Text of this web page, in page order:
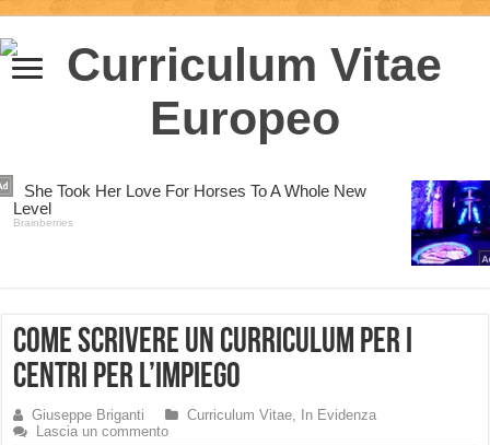
Come scrivere un curriculum per i
Centri per l’impiego
Giuseppe Briganti Curriculum Vitae,
In Evidenza
Lascia un commento